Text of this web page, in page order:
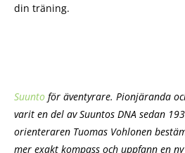
din träning.
Suunto för äventyrare. Pionjäranda
varit en del av Suuntos DNA sedan
orienteraren Tuomas Vohlonen
mer exakt kompass och uppfann en